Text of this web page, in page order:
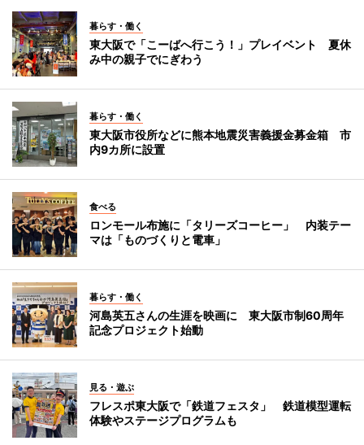
暮らす・働く
東大阪で「こーばへ行こう！」プレイベント 夏休
み中の親子でにぎわう
暮らす・働く
東大阪市役所などに熊本地震災害義援金募金箱 市
内9カ所に設置
食べる
ロンモール布施に「タリーズコーヒー」 内装テー
マは「ものづくりと電車」
暮らす・働く
河島英五さんの生涯を映画に 東大阪市制60周年
記念プロジェクト始動
見る・遊ぶ
フレスポ東大阪で「鉄道フェスタ」 鉄道模型運転
体験やステージプログラムも